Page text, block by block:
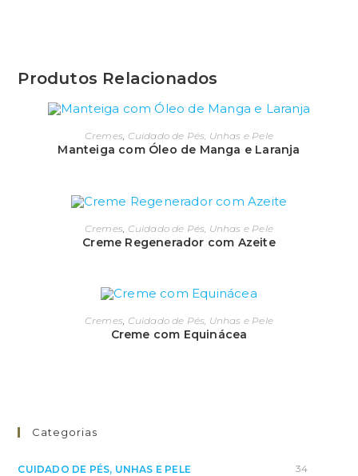
Produtos Relacionados
Cremes, Cuidado de Pés, Unhas e Pele
Manteiga com Óleo de Manga e Laranja
Cremes Cuidado de Pés, Unhas e Pele
Creme Regenerador com Azeite
Cremes, Cuidado de Pés, Unhas e Pele
Creme com Equinácea
Categorias
CUIDADO DE PÉS, UNHAS E PELE 34